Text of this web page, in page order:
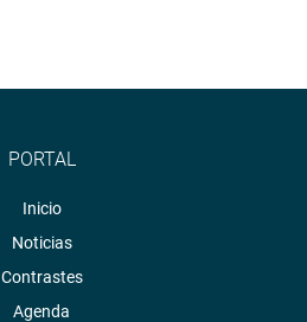
PORTAL
Inicio
Noticias
Contrastes
Agenda